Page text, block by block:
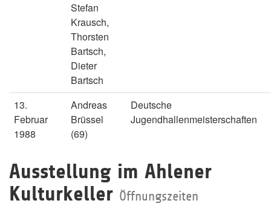
Stefan
Krausch,
Thorsten
Bartsch,
Dieter
Bartsch
13.
Februar
1988
Andreas
Brüssel
(69)
Deutsche
Jugendhallenmeisterschaften
Ausstellung im Ahlener
Kulturkeller Öffnungszeiten